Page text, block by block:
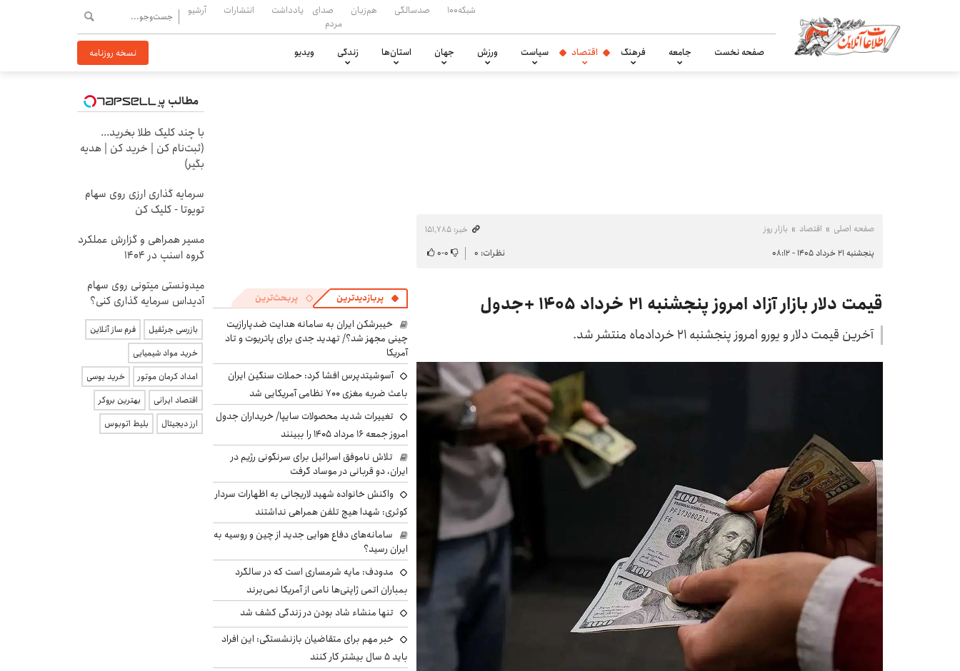
شبکه۱۰۰ صدسالگی هم‌زبان
صدای
مردم
یادداشت انتشارات آرشیو
صفحه نخست جامعه فرهنگ اقتصاد سیاست ورزش جهان استان‌ها زندگی ویدیو نسخه روزنامه
صفحه اصلی اقتصاد بازار روز
خبر: ۱۵۱٬۷۸۵
پنجشنبه ۲۱ خرداد ۱۴۰۵ - ۰۸:۱۲
نظرات: ۰ ۰-۰
قیمت دلار بازار آزاد امروز پنجشنبه ۲۱ خرداد ۱۴۰۵ +جدول
آخرین قیمت دلار و یورو امروز پنجشنبه ۲۱ خردادماه منتشر شد.
پربازدیدترین پربحث‌ترین
خیبرشکن ایران به سامانه هدایت ضدپارازیت
چینی مجهز شد؟/ تهدید جدی برای پاتریوت و تاد
آمریکا
آسوشیتدپرس افشا کرد: حملات سنگین ایران
باعث ضربه مغزی ۷۰۰ نظامی آمریکایی شد
تغییرات شدید محصولات سایپا/ خریداران جدول
امروز جمعه ۱۶ مرداد ۱۴۰۵ را ببینند
تلاش ناموفق اسرائیل برای سرنگونی رژیم در
ایران، دو قربانی در موساد گرفت
واکنش خانواده شهید لاریجانی به اظهارات سردار
کوثری: شهدا هیچ تلفن همراهی نداشتند
سامانه‌های دفاع هوایی جدید از چین و روسیه به
ایران رسید؟
مدودف: مایه شرمساری است که در سالگرد
بمباران اتمی ژاپنی‌ها نامی از آمریکا نمی‌برند
تنها منشاء شاد بودن در زندگی کشف شد
خبر مهم برای متقاضیان بازنشستگی: این افراد
باید ۵ سال بیشتر کار کنند
مطالب پیشنهادی
با چند کلیک طلا بخرید...
(ثبت‌نام کن | خرید کن | هدیه
بگیر)
سرمایه گذاری ارزی روی سهام
تویوتا - کلیک کن
مسیر همراهی و گزارش عملکرد
گروه اسنپ در ۱۴۰۴
میدونستی میتونی روی سهام
آدیداس سرمایه گذاری کنی؟
بازرسی جرثقیل
فرم ساز آنلاین
خرید مواد شیمیایی
امداد کرمان موتور
خرید یوسی
اقتصاد ایرانی
بهترین بروکر
ارز دیجیتال
بلیط اتوبوس